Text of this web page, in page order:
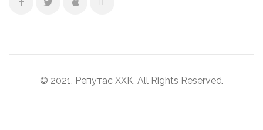
© 2021, Репутас ХХК. All Rights Reserved.